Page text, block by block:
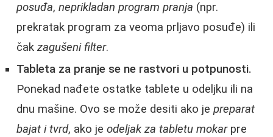
posuđa, neprikladan program pranja (npr.
prekratak program za veoma prljavo posuđe) ili
čak zagušeni filter.
Tableta za pranje se ne rastvori u potpunosti.
Ponekad nađete ostatke tablete u odeljku ili na
dnu mašine. Ovo se može desiti ako je preparat
bajat i tvrd, ako je odeljak za tabletu mokarpre